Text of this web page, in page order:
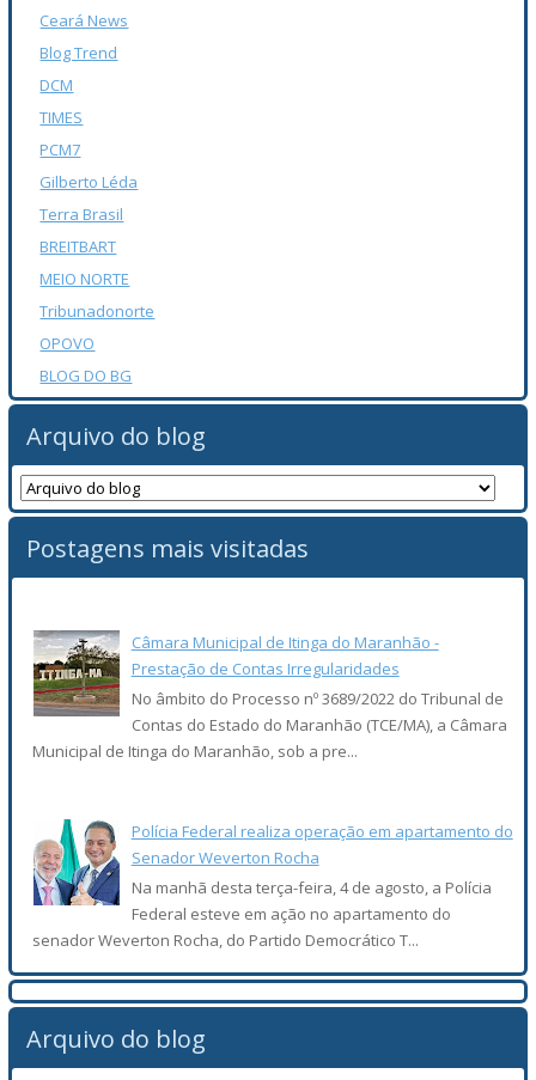
Ceará News
Blog Trend
DCM
TIMES
PCM7
Gilberto Léda
Terra Brasil
BREITBART
MEIO NORTE
Tribunadonorte
OPOVO
BLOG DO BG
Arquivo do blog
Postagens mais visitadas
Câmara Municipal de Itinga do Maranhão -
Prestação de Contas Irregularidades
No âmbito do Processo nº 3689/2022 do Tribunal de
Contas do Estado do Maranhão (TCE/MA), a Câmara
Municipal de Itinga do Maranhão, sob a pre...
Polícia Federal realiza operação em apartamento do
Senador Weverton Rocha
Na manhã desta terça-feira, 4 de agosto, a Polícia
Federal esteve em ação no apartamento do
senador Weverton Rocha, do Partido Democrático T...
Arquivo do blog